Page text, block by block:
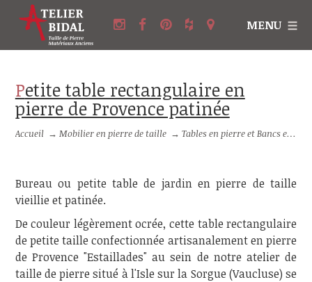
MENU
Petite table rectangulaire en
pierre de Provence patinée
Accueil → Mobilier en pierre de taille →Tables en pierre et Bancs en pierre
Bureau ou petite table de jardin en pierre de taille
vieillie et patinée.
De couleur légèrement ocrée, cette table rectangulaire
de petite taille confectionnée artisanalement en pierre
de Provence "Estaillades" au sein de notre atelier de
taille de pierre situé à l'Isle sur la Sorgue (Vaucluse) se